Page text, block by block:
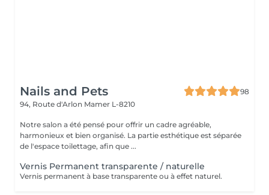
Nails and Pets
98
94, Route d'Arlon Mamer L-8210
Notre salon a été pensé pour offrir un cadre agréable,
harmonieux et bien organisé. La partie esthétique est séparée
de l'espace toilettage, afin que ...
Vernis Permanent transparente / naturelle
Vernis permanent à base transparente ou à effet naturel.